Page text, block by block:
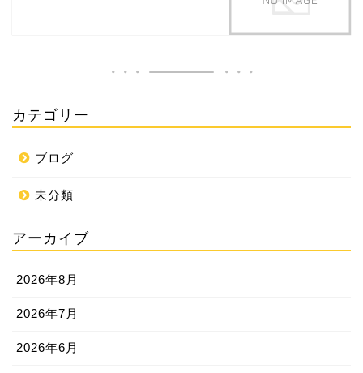
カテゴリー
ブログ
未分類
アーカイブ
2026年8月
2026年7月
2026年6月